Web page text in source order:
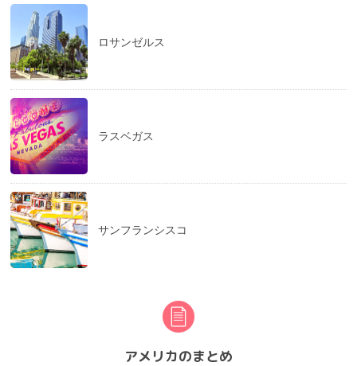
ロサンゼルス
ラスベガス
サンフランシスコ
アメリカのまとめ